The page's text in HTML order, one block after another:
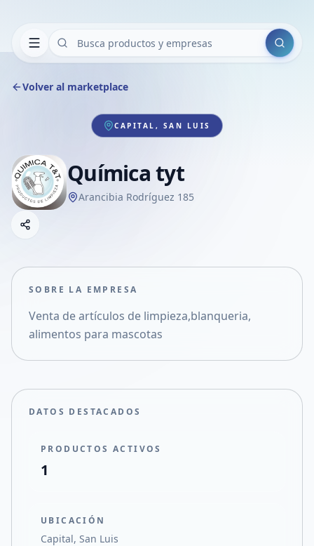
Buscar
Volver al marketplace
CAPITAL, SAN LUIS
Química tyt
Arancibia Rodríguez 185
Compartir empresa
Compartir en X
SOBRE LA EMPRESA
Venta de artículos de limpieza,blanqueria,
alimentos para mascotas
DATOS DESTACADOS
PRODUCTOS ACTIVOS
1
UBICACIÓN
Capital, San Luis